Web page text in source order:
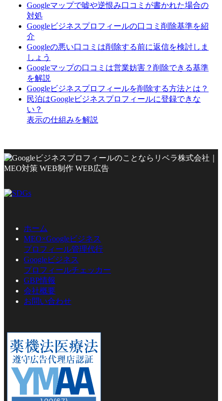
Googleマップで嘘や逆恨み口コミが書かれた場合の
対処
Googleビジネスプロフィールの口コミ削除基準を紹
介
Googleの悪い口コミは削除する前に返信を検討しま
しょう
Googleマップの口コミは営業妨害？削除できる基準
を解説
Googleビジネスプロフィールを削除する方法とは？
民泊はGoogleビジネスプロフィールに登録できな
い？
表示の仕組みを解説
ホーム
MEO×Googleビジネス
プロフィール管理代行
Googleビジネス
プロフィールチェッカー
GBP情報
会社概要
お問い合わせ